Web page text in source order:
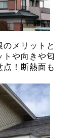
のメリットと
トや向きや匂
点！断熱面も